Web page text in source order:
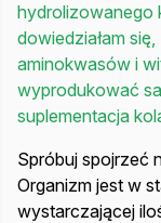
hydrolizowanego
dowiedziałam
aminokwasów i
wyprodukować
suplementacja
Spróbuj spojrzeć
Organizm jest w
wystarczającej